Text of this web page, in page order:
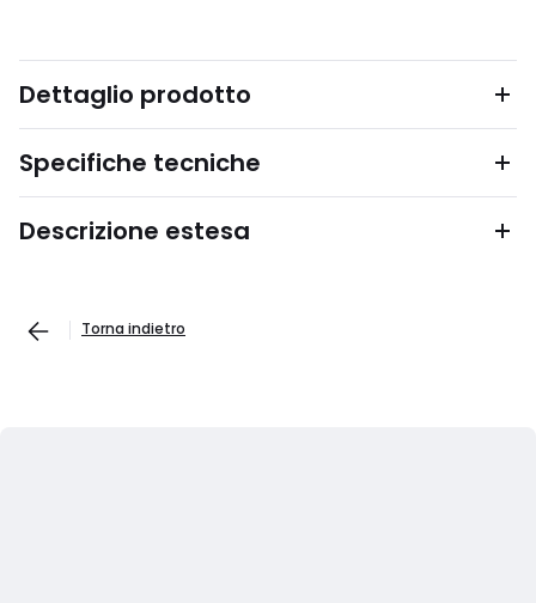
Dettaglio prodotto
Specifiche tecniche
Descrizione estesa
Torna indietro